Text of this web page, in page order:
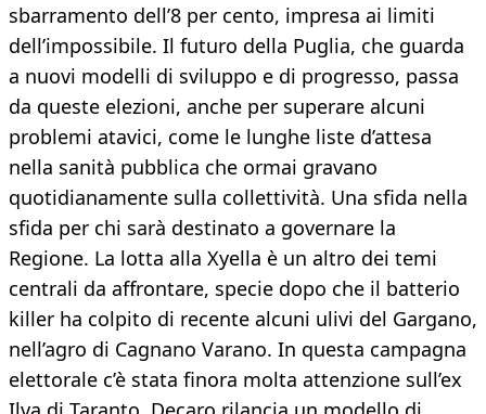
sbarramento dell’8 per cento, impresa ai limiti
dell’impossibile. Il futuro della Puglia, che guarda
a nuovi modelli di sviluppo e di progresso, passa
da queste elezioni, anche per superare alcuni
problemi atavici, come le lunghe liste d’attesa
nella sanità pubblica che ormai gravano
quotidianamente sulla collettività. Una sfida nella
sfida per chi sarà destinato a governare la
Regione. La lotta alla Xyella è un altro dei temi
centrali da affrontare, specie dopo che il batterio
killer ha colpito di recente alcuni ulivi del Gargano,
nell’agro di Cagnano Varano. In questa campagna
elettorale c’è stata finora molta attenzione sull’ex